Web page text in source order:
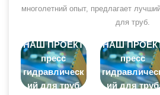
многолетний опыт, предлагает
для труб.
НАШ ПРОЕКТ
пресс
гидравлическ
ий для труб
НАШ
пресс
ий для труб
Литиевая
Литиевая